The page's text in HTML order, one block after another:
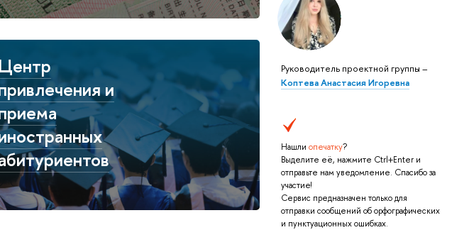
Руководитель проектной группы –
Коптева Анастасия Игоревна
Нашли опечатку?
Выделите её, нажмите Ctrl+Enter и
отправьте нам уведомление. Спасибо за
участие!
Сервис предназначен только для
отправки сообщений об орфографических
и пунктуационных ошибках.
Центр
и